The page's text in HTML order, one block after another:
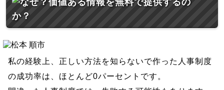
私の経験上、正しい方法を知らないで作った人事制度
の成功率は、ほとんど0パーセントです。